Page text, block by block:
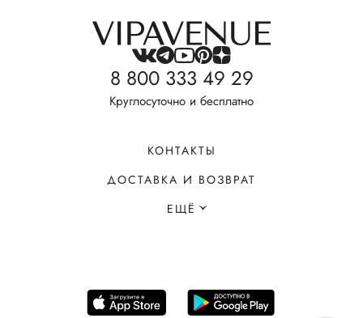
8 800 333 49 29
Круглосуточно и бесплатно
КОНТАКТЫ
ДОСТАВКА И ВОЗВРАТ
ЕЩЁ